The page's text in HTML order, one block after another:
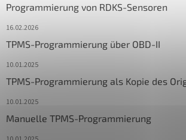
Programmierung von RDKS-Sensoren
16.02.2026
TPMS-Programmierung über OBD-II
10.01.2025
TPMS-Programmierung als Kopie des
10.01.2025
Manuelle TPMS-Programmierung